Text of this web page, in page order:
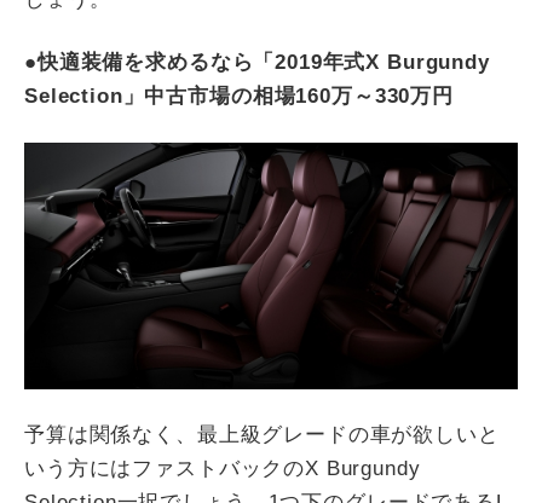
●快適装備を求めるなら「2019年式X Burgundy
Selection」中古市場の相場160万～330万円
予算は関係なく、最上級グレードの車が欲しいと
いう方にはファストバックのX Burgundy